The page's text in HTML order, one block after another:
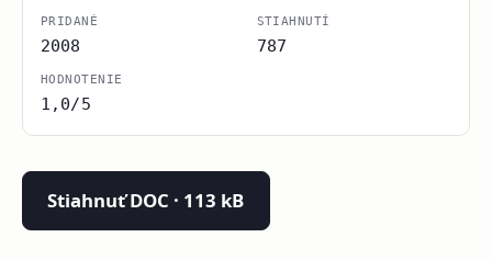
PRIDANÉ
2008
STIAHNUTÍ
787
HODNOTENIE
1,0/5
Stiahnuť DOC · 113 kB